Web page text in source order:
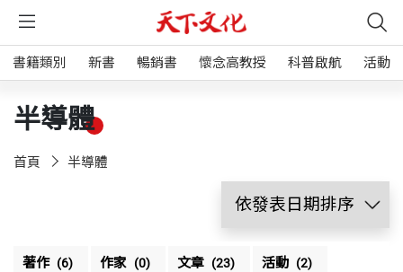
書籍類別 新書 暢銷書 懷念高教授 科普啟航 活動
半導體
首頁 半導體
著作 (6) 作家 (0) 文章 (23) 活動 (2)